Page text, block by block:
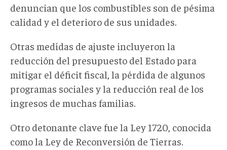
denuncian que los combustibles son de pésima
calidad y el deterioro de sus unidades.
Otras medidas de ajuste incluyeron la
reducción del presupuesto del Estado para
mitigar el déficit fiscal, la pérdida de algunos
programas sociales y la reducción real de los
ingresos de muchas familias.
Otro detonante clave fue la Ley 1720, conocida
como la Ley de Reconversión de Tierras.